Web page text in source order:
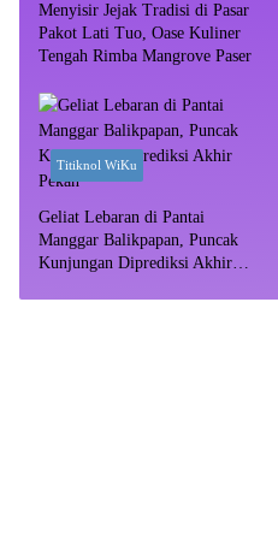
Menyisir Jejak Tradisi di Pasar
Pakot Lati Tuo, Oase Kuliner
Tengah Rimba Mangrove Paser
Titiknol WiKu
Geliat Lebaran di Pantai
Manggar Balikpapan, Puncak
Kunjungan Diprediksi Akhir